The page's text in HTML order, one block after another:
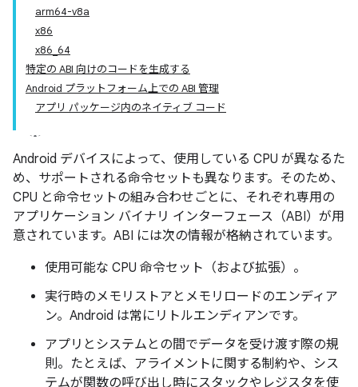
arm64-v8a
x86
x86_64
特定の ABI 向けのコードを生成する
Android プラットフォーム上での ABI 管理
アプリ パッケージ内のネイティブ コード
Android デバイスによって、使用している CPU が異なるた
め、サポートされる命令セットも異なります。そのため、
CPU と命令セットの組み合わせごとに、それぞれ専用の
アプリケーション バイナリ インターフェース（ABI）が用
意されています。ABI には次の情報が格納されています。
使用可能な CPU 命令セット（および拡張）。
実行時のメモリストアとメモリロードのエンディア
ン。Android は常にリトルエンディアンです。
アプリとシステムとの間でデータを受け渡す際の規
則。たとえば、アライメントに関する制約や、シス
テムが関数の呼び出し時にスタックやレジスタを使